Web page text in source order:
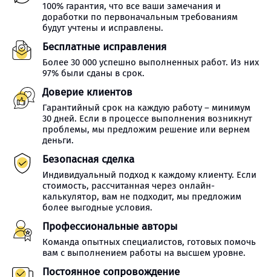
100% гарантия, что все ваши замечания и
доработки по первоначальным требованиям
будут учтены и исправлены.
Бесплатные исправления
Более 30 000 успешно выполненных работ. Из них
97% были сданы в срок.
Доверие клиентов
Гарантийный срок на каждую работу – минимум
30 дней. Если в процессе выполнения возникнут
проблемы, мы предложим решение или вернем
деньги.
Безопасная сделка
Индивидуальный подход к каждому клиенту. Если
стоимость, рассчитанная через онлайн-
калькулятор, вам не подходит, мы предложим
более выгодные условия.
Профессиональные авторы
Команда опытных специалистов, готовых помочь
вам с выполнением работы на высшем уровне.
Постоянное сопровождение